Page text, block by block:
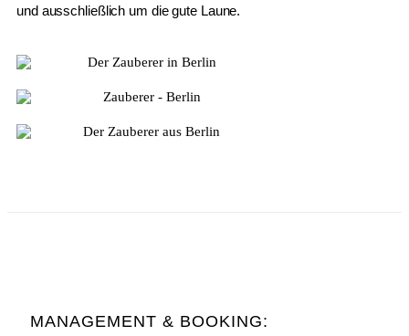
und ausschließlich um die gute Laune.
MANAGEMENT & BOOKING: